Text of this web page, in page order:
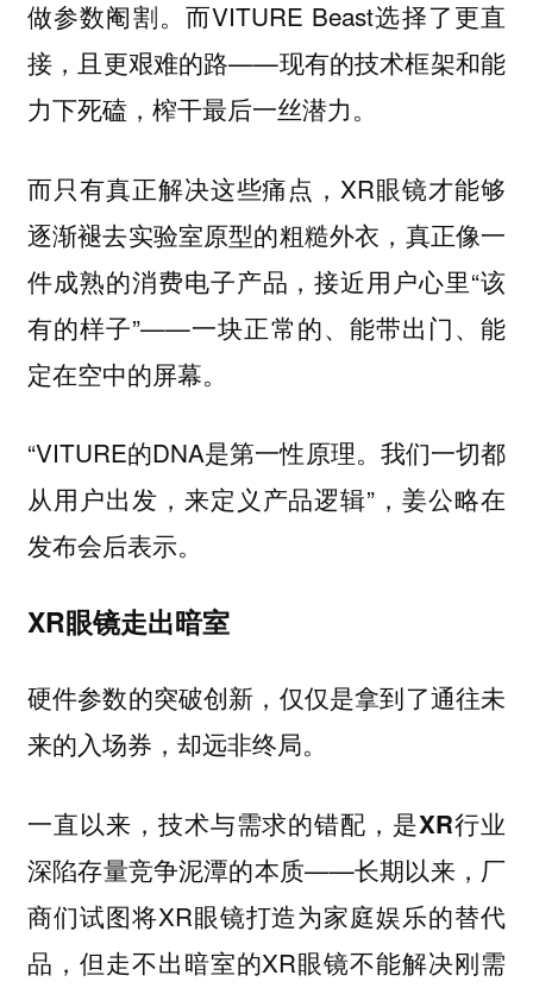
做参数阉割。而VITURE Beast选择了更直
接，且更艰难的路——现有的技术框架和能
力下死磕，榨干最后一丝潜力。
而只有真正解决这些痛点，XR眼镜才能够
逐渐褪去实验室原型的粗糙外衣，真正像一
件成熟的消费电子产品，接近用户心里“该
有的样子”——一块正常的、能带出门、能
定在空中的屏幕。
“VITURE的DNA是第一性原理。我们一切都
从用户出发，来定义产品逻辑”，姜公略在
发布会后表示。
XR眼镜走出暗室
硬件参数的突破创新，仅仅是拿到了通往未
来的入场券，却远非终局。
一直以来，技术与需求的错配，是XR行业
深陷存量竞争泥潭的本质——长期以来，厂
商们试图将XR眼镜打造为家庭娱乐的替代
品，但走不出暗室的XR眼镜不能解决刚需